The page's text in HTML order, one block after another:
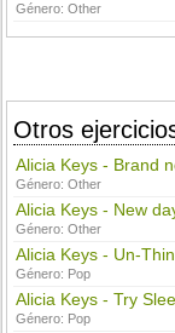
Género:Other
Otros
Alicia Keys - Brand
Género:Other
Alicia Keys - New
Género:Other
Alicia Keys - Un-
Género: Pop
Alicia Keys - Try
Género: Pop